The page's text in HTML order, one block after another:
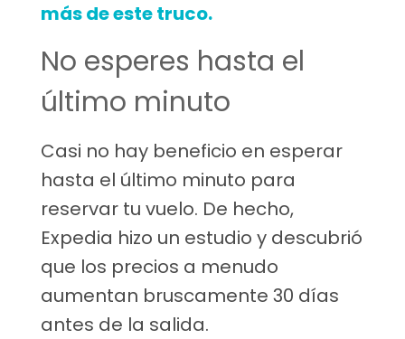
más de este truco.
No esperes hasta el
último minuto
Casi no hay beneficio en esperar
hasta el último minuto para
reservar tu vuelo. De hecho,
Expedia hizo un estudio y descubrió
que los precios a menudo
aumentan bruscamente 30 días
antes de la salida.